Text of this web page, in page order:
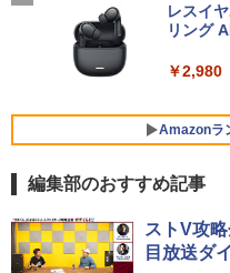
3 第
WPS
無線
5
15.6イ
超高
B/ 爆
無線
新品
5-
安い
期設定
￥
コン
ei7
6GB
モニ
ル デ
5イン
￥
レスイ
リング
￥2,980
Amazonラ
BRUCE
【
ET ラベ
薬屋の
ンガン
編集部のおすすめ記事
ストV攻
目放送ダ